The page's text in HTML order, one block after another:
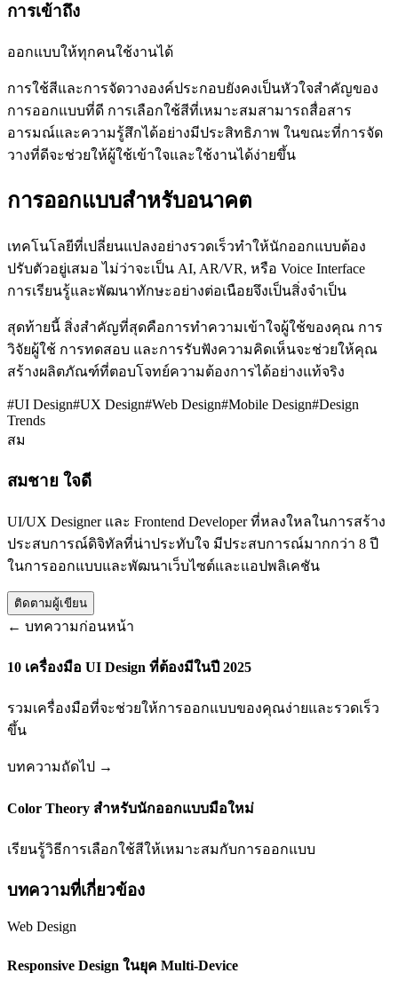
การเข้าถึง
ออกแบบให้ทุกคนใช้งานได้
การใช้สีและการจัดวางองค์ประกอบยังคงเป็นหัวใจสำคัญของ
การออกแบบที่ดี การเลือกใช้สีที่เหมาะสมสามารถสื่อสาร
อารมณ์และความรู้สึกได้อย่างมีประสิทธิภาพ ในขณะที่การจัด
วางที่ดีจะช่วยให้ผู้ใช้เข้าใจและใช้งานได้ง่ายขึ้น
การออกแบบสำหรับอนาคต
เทคโนโลยีที่เปลี่ยนแปลงอย่างรวดเร็วทำให้นักออกแบบต้อง
ปรับตัวอยู่เสมอ ไม่ว่าจะเป็น AI, AR/VR, หรือ Voice Interface
การเรียนรู้และพัฒนาทักษะอย่างต่อเนือยจึงเป็นสิ่งจำเป็น
สุดท้ายนี้ สิ่งสำคัญที่สุดคือการทำความเข้าใจผู้ใช้ของคุณ การ
วิจัยผู้ใช้ การทดสอบ และการรับฟังความคิดเห็นจะช่วยให้คุณ
สร้างผลิตภัณฑ์ที่ตอบโจทย์ความต้องการได้อย่างแท้จริง
#UI Design#UX Design#Web Design#Mobile Design#Design
Trends
สม
สมชาย ใจดี
UI/UX Designer และ Frontend Developer ที่หลงใหลในการสร้าง
ประสบการณ์ดิจิทัลที่น่าประทับใจ มีประสบการณ์มากกว่า 8 ปี
ในการออกแบบและพัฒนาเว็บไซต์และแอปพลิเคชัน
ติดตามผู้เขียน
← บทความก่อนหน้า
10 เครื่องมือ UI Design ที่ต้องมีในปี 2025
รวมเครื่องมือที่จะช่วยให้การออกแบบของคุณง่ายและรวดเร็ว
ขึ้น
บทความถัดไป →
Color Theory สำหรับนักออกแบบมือใหม่
เรียนรู้วิธีการเลือกใช้สีให้เหมาะสมกับการออกแบบ
บทความที่เกี่ยวข้อง
Web Design
Responsive Design ในยุค Multi-Device